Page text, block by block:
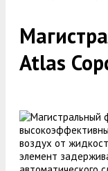
Atlas